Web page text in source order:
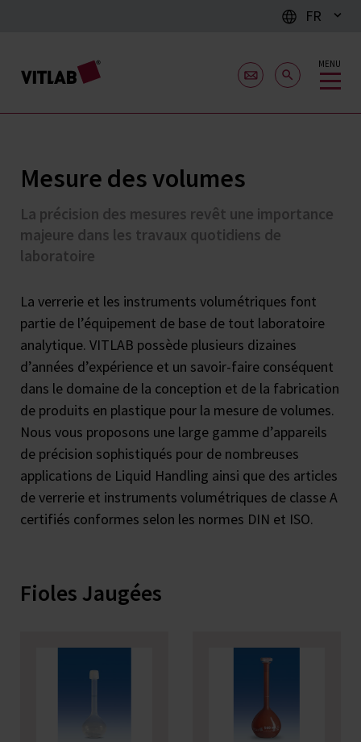
FR
MENU
Mesure des volumes
La précision des mesures revêt une importance
majeure dans les travaux quotidiens de
laboratoire
La verrerie et les instruments volumétriques font
partie de l’équipement de base de tout laboratoire
analytique. VITLAB possède plusieurs dizaines
d’années d’expérience et un savoir-faire conséquent
dans le domaine de la conception et de la fabrication
de produits en plastique pour la mesure de volumes.
Nous vous proposons une large gamme d’appareils
de précision sophistiqués pour de nombreuses
applications de Liquid Handling ainsi que des articles
de verrerie et instruments volumétriques de classe A
certifiés conformes selon les normes DIN et ISO.
Fioles Jaugées